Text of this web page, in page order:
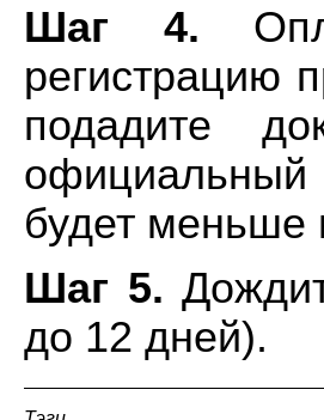
Шаг 4.
регистрацию
подадите
будет меньше
Шаг 5.
до 12 дней).